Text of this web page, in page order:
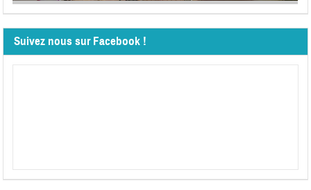
Suivez nous sur Facebook !